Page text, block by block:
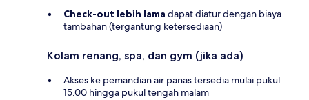
Check-out lebih lama dapat diatur dengan biaya
tambahan (tergantung ketersediaan)
Kolam renang, spa, dan gym (jika ada)
Akses ke pemandian air panas tersedia mulai pukul
15.00 hingga pukul tengah malam